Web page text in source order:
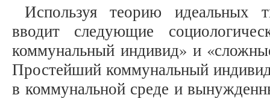
Используя теорию идеальных
вводит следующие
коммунальный индивид» и
Простейший коммунальный
в коммунальной среде и